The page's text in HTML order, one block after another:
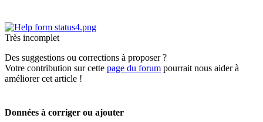
Très incomplet
Des suggestions ou corrections à proposer ?
Votre contribution sur cette page du forum pourrait nous aider à
améliorer cet article !
Données à corriger ou ajouter